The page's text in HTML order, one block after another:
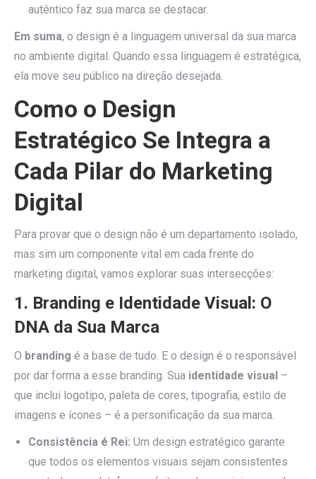
autêntico faz sua marca se destacar.
Em suma, o design é a linguagem universal da sua marca
no ambiente digital. Quando essa linguagem é estratégica,
ela move seu público na direção desejada.
Como o Design
Estratégico Se Integra a
Cada Pilar do Marketing
Digital
Para provar que o design não é um departamento isolado,
mas sim um componente vital em cada frente do
marketing digital, vamos explorar suas intersecções:
1. Branding e Identidade Visual: O
DNA da Sua Marca
O branding é a base de tudo. E o design é o responsável
por dar forma a esse branding. Sua identidade visual –
que inclui logotipo, paleta de cores, tipografia, estilo de
imagens e ícones – é a personificação da sua marca.
Consistência é Rei: Um design estratégico garante
que todos os elementos visuais sejam consistentes